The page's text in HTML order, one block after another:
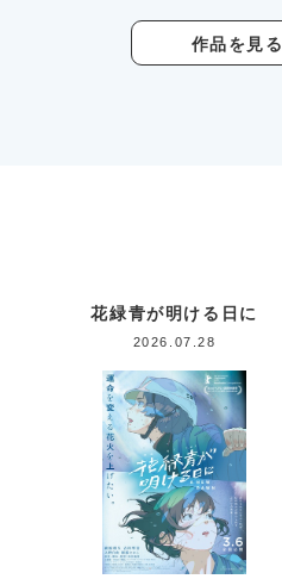
作品を見る
花緑青が明ける日に
2026.07.28